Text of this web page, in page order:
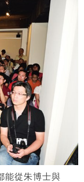
能從朱博士與